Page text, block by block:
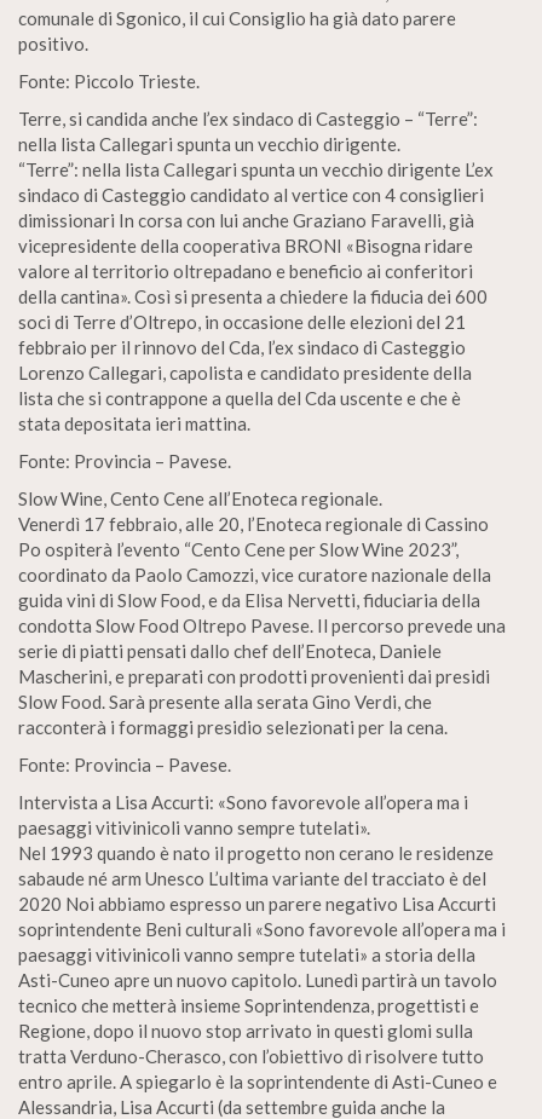
comunale di Sgonico, il cui Consiglio ha già dato parere
positivo.
Fonte: Piccolo Trieste.
Terre, si candida anche l’ex sindaco di Casteggio – “Terre”:
nella lista Callegari spunta un vecchio dirigente.
“Terre”: nella lista Callegari spunta un vecchio dirigente L’ex
sindaco di Casteggio candidato al vertice con 4 consiglieri
dimissionari In corsa con lui anche Graziano Faravelli, già
vicepresidente della cooperativa BRONI «Bisogna ridare
valore al territorio oltrepadano e beneficio ai conferitori
della cantina». Così si presenta a chiedere la fiducia dei 600
soci di Terre d’Oltrepo, in occasione delle elezioni del 21
febbraio per il rinnovo del Cda, l’ex sindaco di Casteggio
Lorenzo Callegari, capolista e candidato presidente della
lista che si contrappone a quella del Cda uscente e che è
stata depositata ieri mattina.
Fonte: Provincia – Pavese.
Slow Wine, Cento Cene all’Enoteca regionale.
Venerdì 17 febbraio, alle 20, l’Enoteca regionale di Cassino
Po ospiterà l’evento “Cento Cene per Slow Wine 2023”,
coordinato da Paolo Camozzi, vice curatore nazionale della
guida vini di Slow Food, e da Elisa Nervetti, fiduciaria della
condotta Slow Food Oltrepo Pavese. Il percorso prevede una
serie di piatti pensati dallo chef dell’Enoteca, Daniele
Mascherini, e preparati con prodotti provenienti dai presidi
Slow Food. Sarà presente alla serata Gino Verdi, che
racconterà i formaggi presidio selezionati per la cena.
Fonte: Provincia – Pavese.
Intervista a Lisa Accurti: «Sono favorevole all’opera ma i
paesaggi vitivinicoli vanno sempre tutelati».
Nel 1993 quando è nato il progetto non cerano le residenze
sabaude né arm Unesco L’ultima variante del tracciato è del
2020 Noi abbiamo espresso un parere negativo Lisa Accurti
soprintendente Beni culturali «Sono favorevole all’opera ma i
paesaggi vitivinicoli vanno sempre tutelati» a storia della
Asti-Cuneo apre un nuovo capitolo. Lunedì partirà un tavolo
tecnico che metterà insieme Soprintendenza, progettisti e
Regione, dopo il nuovo stop arrivato in questi glomi sulla
tratta Verduno-Cherasco, con l’obiettivo di risolvere tutto
entro aprile. A spiegarlo è la soprintendente di Asti-Cuneo e
Alessandria, Lisa Accurti (da settembre guida anche la